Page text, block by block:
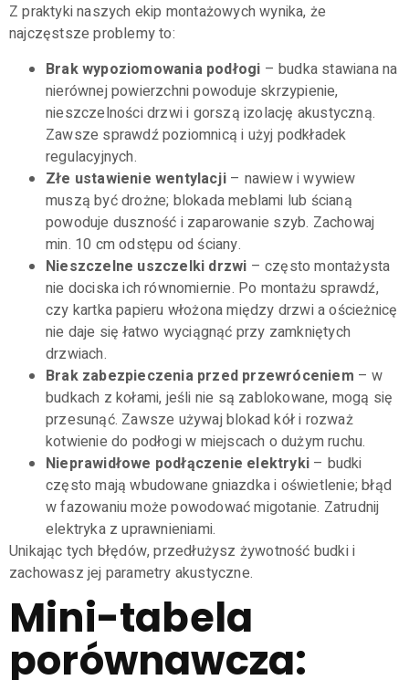
Z praktyki naszych ekip montażowych wynika, że
najczęstsze problemy to:
Brak wypoziomowania podłogi – budka stawiana na
nierównej powierzchni powoduje skrzypienie,
nieszczelności drzwi i gorszą izolację akustyczną.
Zawsze sprawdź poziomnicą i użyj podkładek
regulacyjnych.
Złe ustawienie wentylacji – nawiew i wywiew
muszą być drożne; blokada meblami lub ścianą
powoduje duszność i zaparowanie szyb. Zachowaj
min. 10 cm odstępu od ściany.
Nieszczelne uszczelki drzwi – często montażysta
nie dociska ich równomiernie. Po montażu sprawdź,
czy kartka papieru włożona między drzwi a ościeżnicę
nie daje się łatwo wyciągnąć przy zamkniętych
drzwiach.
Brak zabezpieczenia przed przewróceniem – w
budkach z kołami, jeśli nie są zablokowane, mogą się
przesunąć. Zawsze używaj blokad kół i rozważ
kotwienie do podłogi w miejscach o dużym ruchu.
Nieprawidłowe podłączenie elektryki – budki
często mają wbudowane gniazdka i oświetlenie; błąd
w fazowaniu może powodować migotanie. Zatrudnij
elektryka z uprawnieniami.
Unikając tych błędów, przedłużysz żywotność budki i
zachowasz jej parametry akustyczne.
Mini-tabela
porównawcza: